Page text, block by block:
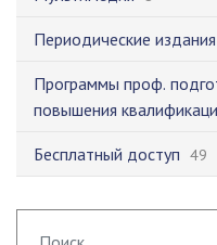
Периодические издания
Программы проф.
повышения
Бесплатный доступ 49